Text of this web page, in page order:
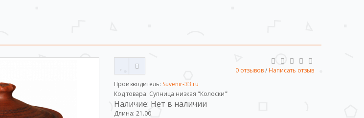
0 отзывов/ Написать отзыв
Производитель: Suvenir-33.ru
Код товара: Супница низкая "Колоски"
Наличие: Нет в наличии
Длина: 21.00